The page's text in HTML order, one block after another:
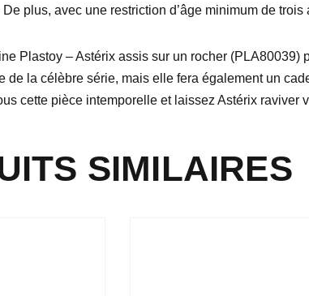
plus, avec une restriction d’âge minimum de
Plastoy – Astérix assis sur un rocher
de la célèbre série, mais elle fera également un
cette pièce intemporelle et laissez Astérix raviver
SIMILAIRES